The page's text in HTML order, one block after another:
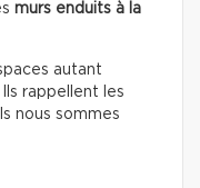
murs enduits à la
autant
rappellent les
nous sommes